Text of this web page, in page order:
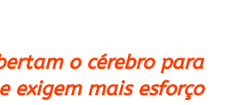
o cérebro para
exigem mais esforço